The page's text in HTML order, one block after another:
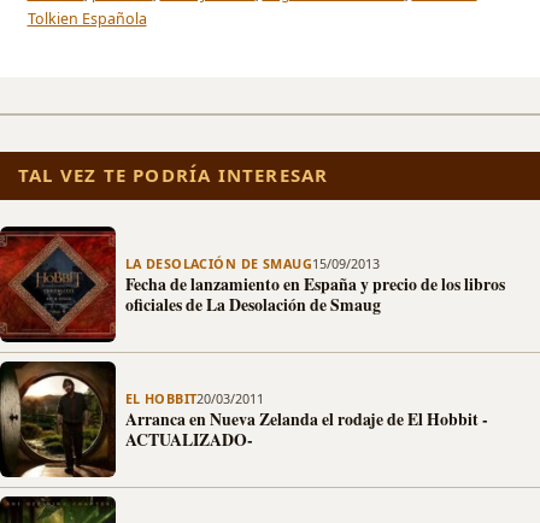
Tolkien Española
TAL VEZ TE PODRÍA INTERESAR
LA DESOLACIÓN DE SMAUG15/09/2013
Fecha de lanzamiento en España y precio de los libros
oficiales de La Desolación de Smaug
EL HOBBIT20/03/2011
Arranca en Nueva Zelanda el rodaje de El Hobbit -
ACTUALIZADO-